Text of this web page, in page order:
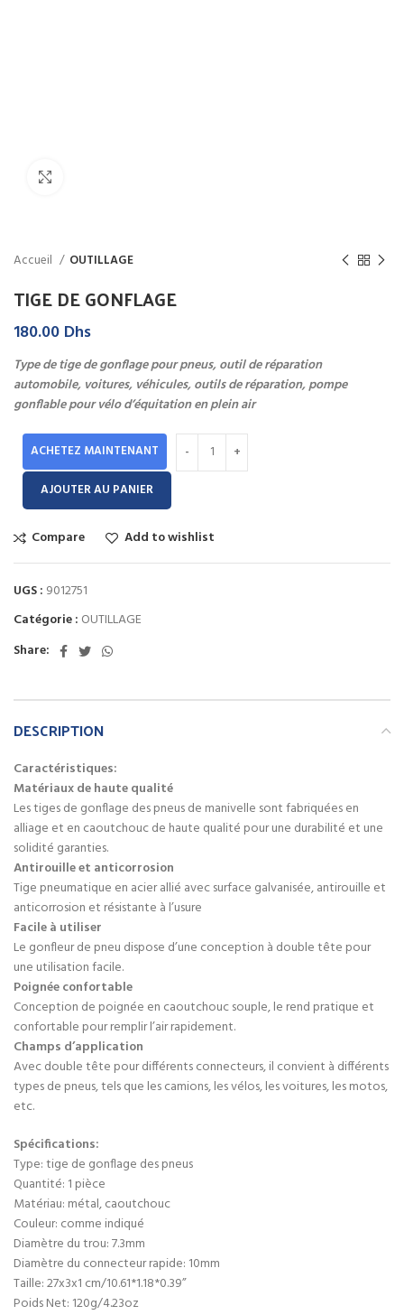
Accueil OUTILLAGE
TIGE DE GONFLAGE
180.00 Dhs
Type de tige de gonflage pour pneus, outil de réparation
automobile, voitures, véhicules, outils de réparation, pompe
gonflable pour vélo d’équitation en plein air
ACHETEZ MAINTENANT
AJOUTER AU PANIER
Compare Add to wishlist
UGS : 9012751
Catégorie : OUTILLAGE
Share:
DESCRIPTION
Caractéristiques:
Matériaux de haute qualité
Les tiges de gonflage des pneus de manivelle sont fabriquées en
alliage et en caoutchouc de haute qualité pour une durabilité et une
solidité garanties.
Antirouille et anticorrosion
Tige pneumatique en acier allié avec surface galvanisée, antirouille et
anticorrosion et résistante à l’usure
Facile à utiliser
Le gonfleur de pneu dispose d’une conception à double tête pour
une utilisation facile.
Poignée confortable
Conception de poignée en caoutchouc souple, le rend pratique et
confortable pour remplir l’air rapidement.
Champs d’application
Avec double tête pour différents connecteurs, il convient à différents
types de pneus, tels que les camions, les vélos, les voitures, les motos,
etc.
Spécifications:
Type: tige de gonflage des pneus
Quantité: 1 pièce
Matériau: métal, caoutchouc
Couleur: comme indiqué
Diamètre du trou: 7.3mm
Diamètre du connecteur rapide: 10mm
Taille: 27x3x1 cm/10.61*1.18*0.39”
Poids Net: 120g/4.23oz